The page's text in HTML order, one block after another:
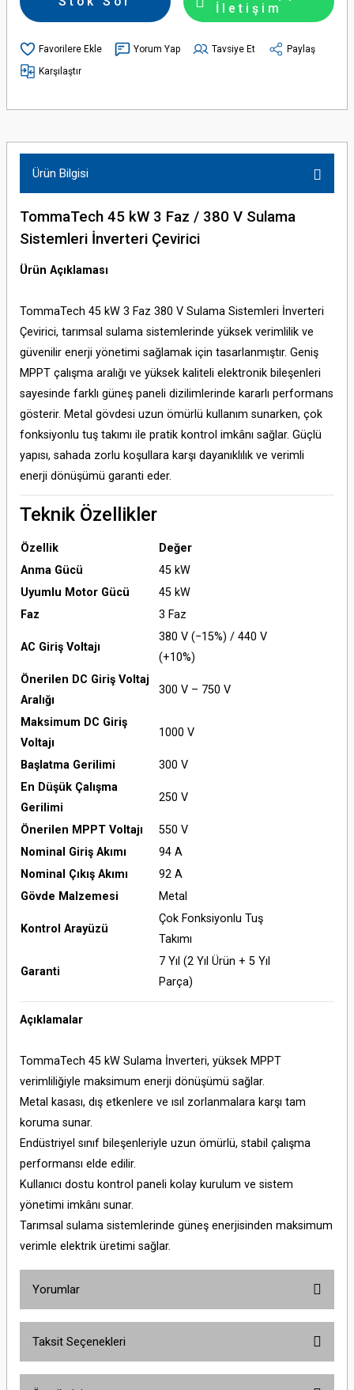
İletişim
Yorum Yap Tavsiye Et
Paylaş
Karşılaştır
Ürün Bilgisi
TommaTech 45 kW 3 Faz / 380 V Sulama
Sistemleri İnverteri Çevirici
Ürün Açıklaması
TommaTech 45 kW 3 Faz 380 V Sulama Sistemleri İnverteri
Çevirici, tarımsal sulama sistemlerinde yüksek verimlilik ve
güvenilir enerji yönetimi sağlamak için tasarlanmıştır. Geniş
MPPT çalışma aralığı ve yüksek kaliteli elektronik bileşenleri
sayesinde farklı güneş paneli dizilimlerinde kararlı performans
gösterir. Metal gövdesi uzun ömürlü kullanım sunarken, çok
fonksiyonlu tuş takımı ile pratik kontrol imkânı sağlar. Güçlü
yapısı, sahada zorlu koşullara karşı dayanıklılık ve verimli
enerji dönüşümü garanti eder.
Teknik Özellikler
Özellik
Değer
Anma Gücü
45 kW
Uyumlu Motor Gücü
45 kW
Faz
3 Faz
AC Giriş Voltajı
380 V (−15%) / 440 V
(+10%)
Önerilen DC Giriş Voltaj
Aralığı
300 V – 750 V
Maksimum DC Giriş
Voltajı
1000 V
Başlatma Gerilimi
300 V
En Düşük Çalışma
Gerilimi
250 V
Önerilen MPPT Voltajı
550 V
Nominal Giriş Akımı
94 A
Nominal Çıkış Akımı
92 A
Gövde Malzemesi
Metal
Kontrol Arayüzü
Çok Fonksiyonlu Tuş
Takımı
Garanti
7 Yıl (2 Yıl Ürün + 5 Yıl
Parça)
Açıklamalar
TommaTech 45 kW Sulama İnverteri, yüksek MPPT
verimliliğiyle maksimum enerji dönüşümü sağlar.
Metal kasası, dış etkenlere ve ısıl zorlanmalara karşı tam
koruma sunar.
Endüstriyel sınıf bileşenleriyle uzun ömürlü, stabil çalışma
performansı elde edilir.
Kullanıcı dostu kontrol paneli kolay kurulum ve sistem
yönetimi imkânı sunar.
Tarımsal sulama sistemlerinde güneş enerjisinden maksimum
verimle elektrik üretimi sağlar.
Yorumlar
Taksit Seçenekleri